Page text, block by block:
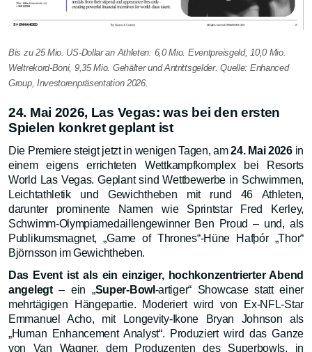
Bis zu 25 Mio. US-Dollar an Athleten: 6,0 Mio. Eventpreisgeld, 10,0 Mio.
Weltrekord-Boni, 9,35 Mio. Gehälter und Antrittsgelder. Quelle: Enhanced
Group, Investorenpräsentation 2026.
24. Mai 2026, Las Vegas: was bei den ersten
Spielen konkret geplant ist
Die Premiere steigt jetzt in wenigen Tagen, am24. Mai 2026in
einem eigens errichteten Wettkampfkomplex bei Resorts
World Las Vegas. Geplant sind Wettbewerbe in Schwimmen,
Leichtathletik und Gewichtheben mit rund 46 Athleten,
darunter prominente Namen wie Sprintstar Fred Kerley,
Schwimm-Olympiamedaillengewinner Ben Proud – und, als
Publikumsmagnet, „Game of Thrones“-Hüne Hafþór „Thor“
Björnsson im Gewichtheben.
Das Event ist als ein einziger, hochkonzentrierter Abend
angelegt– ein „Super-Bowl-artiger“ Showcase statt einer
mehrtägigen Hängepartie. Moderiert wird von Ex-NFL-Star
Emmanuel Acho, mit Longevity-Ikone Bryan Johnson als
„Human Enhancement Analyst“. Produziert wird das Ganze
von Van Wagner, dem Produzenten des Superbowls, in